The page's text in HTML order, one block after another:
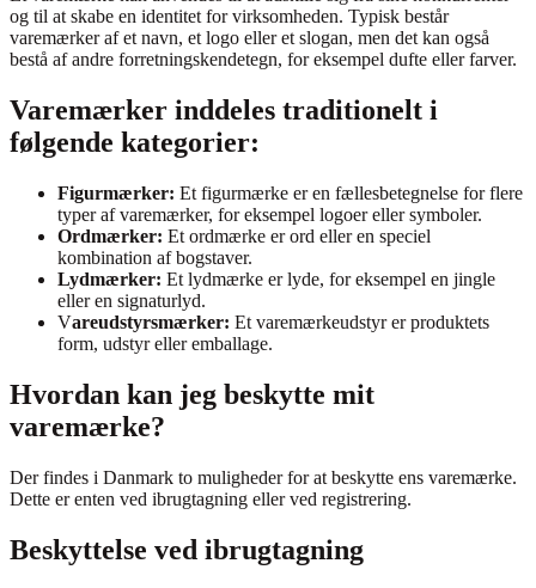
og til at skabe en identitet for virksomheden. Typisk består
varemærker af et navn, et logo eller et slogan, men det kan også
bestå af andre forretningskendetegn, for eksempel dufte eller farver.
Varemærker inddeles traditionelt i
følgende kategorier:
Figurmærker: Et figurmærke er en fællesbetegnelse for flere
typer af varemærker, for eksempel logoer eller symboler.
Ordmærker: Et ordmærke er ord eller en speciel
kombination af bogstaver.
Lydmærker: Et lydmærke er lyde, for eksempel en jingle
eller en signaturlyd.
Vareudstyrsmærker: Et varemærkeudstyr er produktets
form, udstyr eller emballage.
Hvordan kan jeg beskytte mit
varemærke?
Der findes i Danmark to muligheder for at beskytte ens varemærke.
Dette er enten ved ibrugtagning eller ved registrering.
Beskyttelse ved ibrugtagning